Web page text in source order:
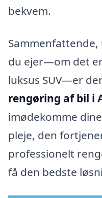
bekvem.
du ejer—om det
luksus SUV—er
rengøring af bil i
imødekomme
pleje, den
professionelt
få den bedste